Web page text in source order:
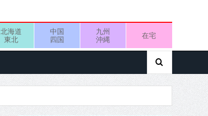
北海道
東北
中国
四国
九州
沖縄
在宅